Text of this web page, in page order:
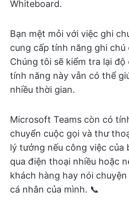
Whiteboard.
Bạn mệt mỏi với việc ghi
cung cấp tính năng ghi chú
Chúng tôi sẽ kiểm tra lại
tính năng này vẫn có thể
nhiều thời gian.
Microsoft Teams còn có
chuyển cuộc gọi và thư
lý tưởng nếu công việc của
qua điện thoại nhiều hoặc
khách hàng hay nói
cá nhân của mình. 📞